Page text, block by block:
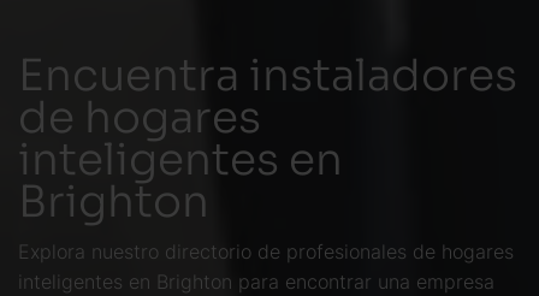
Encuentra instaladores
de hogares
inteligentes en
Brighton
Explora nuestro directorio de profesionales de hogares
inteligentes en Brighton para encontrar una empresa